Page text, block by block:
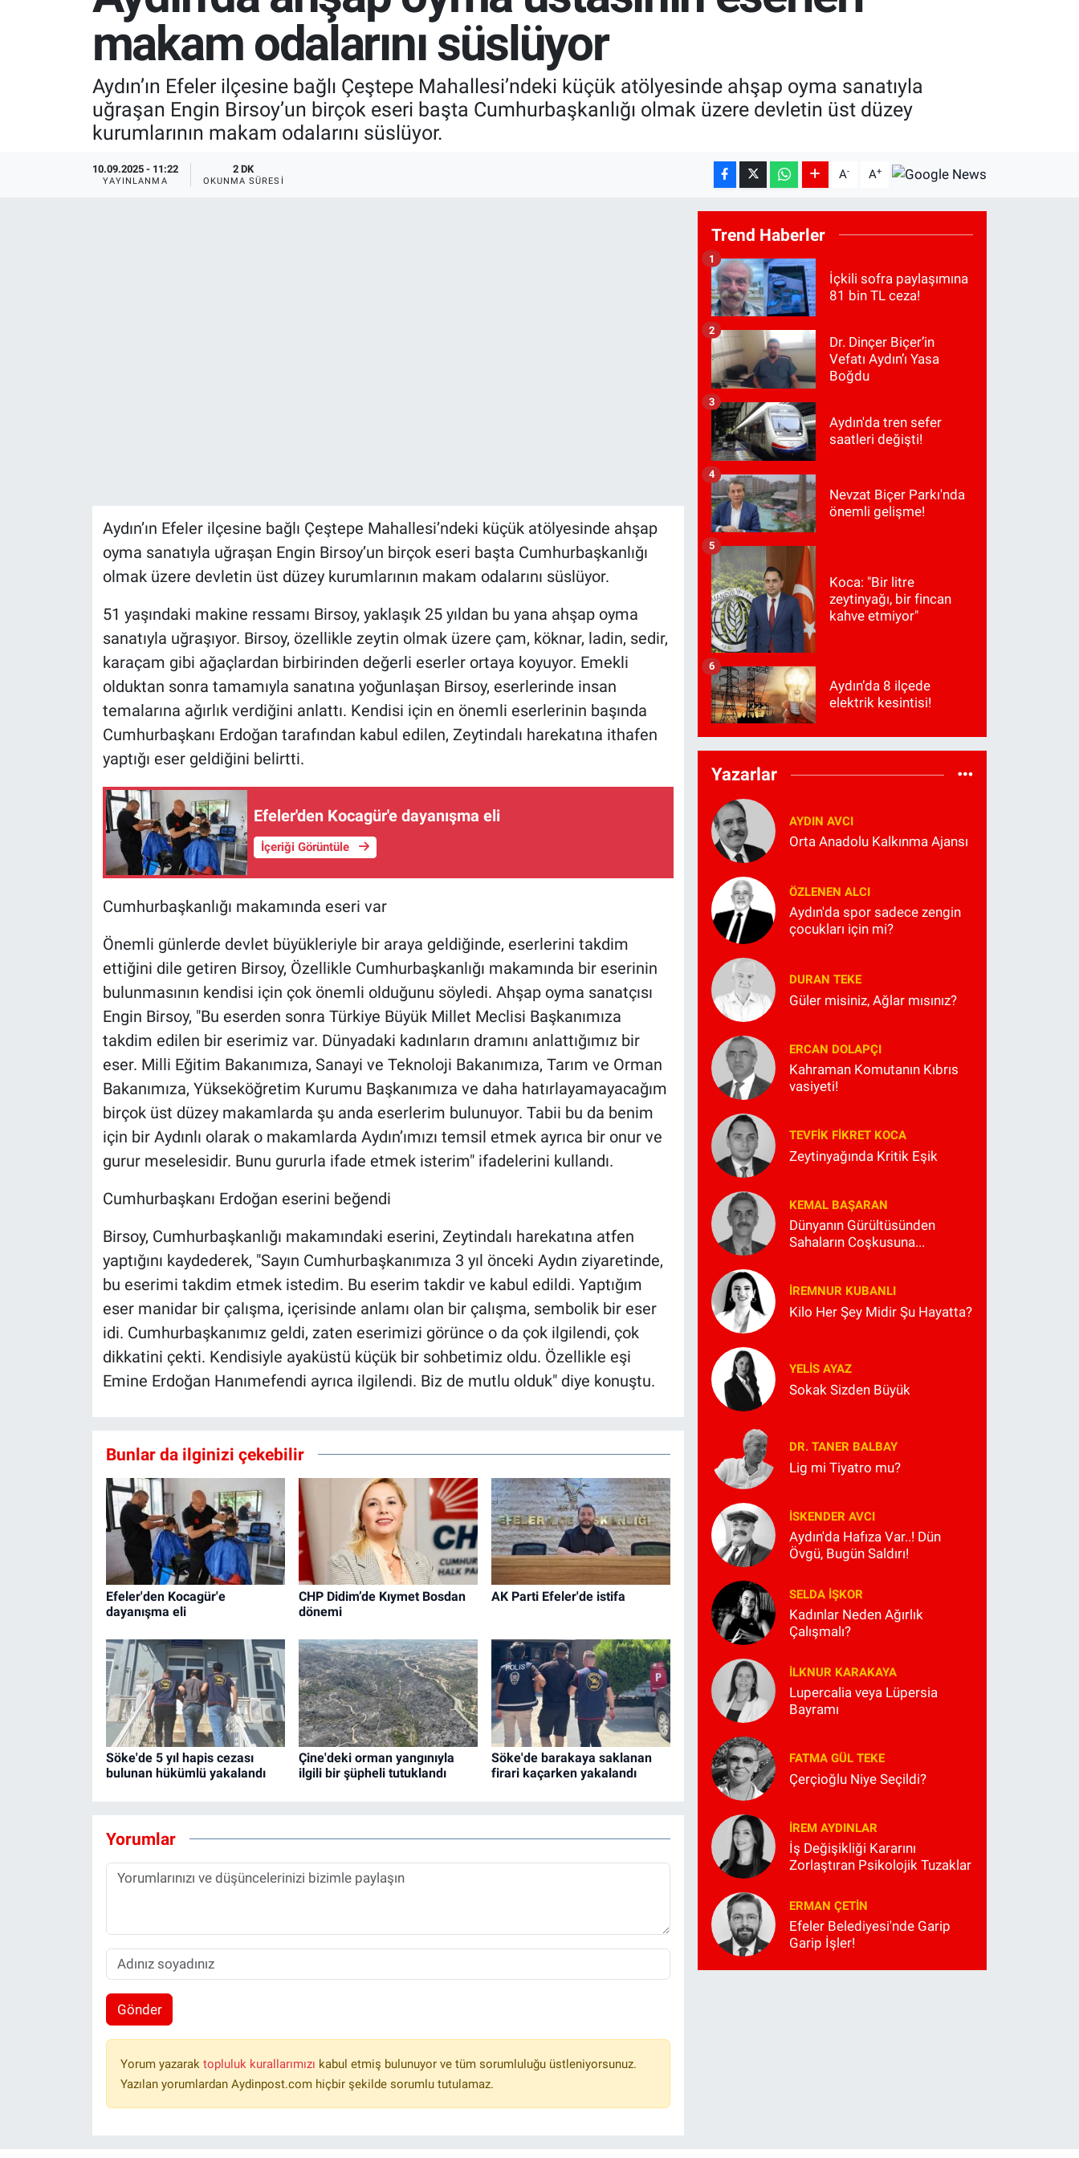
makam odalarını süslüyor
Aydın’ın Efeler ilçesine bağlı Çeştepe Mahallesi’ndeki küçük atölyesinde ahşap oyma sanatıyla
uğraşan Engin Birsoy’un birçok eseri başta Cumhurbaşkanlığı olmak üzere devletin üst düzey
kurumlarının makam odalarını süslüyor.
10.09.2025 - 11:22
YAYINLANMA
2 DK
OKUNMA SÜRESI A- A+
Aydın’ın Efeler ilçesine bağlı Çeştepe Mahallesi’ndeki küçük atölyesinde ahşap
oyma sanatıyla uğraşan Engin Birsoy’un birçok eseri başta Cumhurbaşkanlığı
olmak üzere devletin üst düzey kurumlarının makam odalarını süslüyor.
51 yaşındaki makine ressamı Birsoy, yaklaşık 25 yıldan bu yana ahşap oyma
sanatıyla uğraşıyor. Birsoy, özellikle zeytin olmak üzere çam, köknar, ladin, sedir,
karaçam gibi ağaçlardan birbirinden değerli eserler ortaya koyuyor. Emekli
olduktan sonra tamamıyla sanatına yoğunlaşan Birsoy, eserlerinde insan
temalarına ağırlık verdiğini anlattı. Kendisi için en önemli eserlerinin başında
Cumhurbaşkanı Erdoğan tarafından kabul edilen, Zeytindalı harekatına ithafen
yaptığı eser geldiğini belirtti.
Efeler'den Kocagür'e dayanışma eli
İçeriği Görüntüle
Cumhurbaşkanlığı makamında eseri var
Önemli günlerde devlet büyükleriyle bir araya geldiğinde, eserlerini takdim
ettiğini dile getiren Birsoy, Özellikle Cumhurbaşkanlığı makamında bir eserinin
bulunmasının kendisi için çok önemli olduğunu söyledi. Ahşap oyma sanatçısı
Engin Birsoy, "Bu eserden sonra Türkiye Büyük Millet Meclisi Başkanımıza
takdim edilen bir eserimiz var. Dünyadaki kadınların dramını anlattığımız bir
eser. Milli Eğitim Bakanımıza, Sanayi ve Teknoloji Bakanımıza, Tarım ve Orman
Bakanımıza, Yükseköğretim Kurumu Başkanımıza ve daha hatırlayamayacağım
birçok üst düzey makamlarda şu anda eserlerim bulunuyor. Tabii bu da benim
için bir Aydınlı olarak o makamlarda Aydın’ımızı temsil etmek ayrıca bir onur ve
gurur meselesidir. Bunu gururla ifade etmek isterim" ifadelerini kullandı.
Cumhurbaşkanı Erdoğan eserini beğendi
Birsoy, Cumhurbaşkanlığı makamındaki eserini, Zeytindalı harekatına atfen
yaptığını kaydederek, "Sayın Cumhurbaşkanımıza 3 yıl önceki Aydın ziyaretinde,
bu eserimi takdim etmek istedim. Bu eserim takdir ve kabul edildi. Yaptığım
eser manidar bir çalışma, içerisinde anlamı olan bir çalışma, sembolik bir eser
idi. Cumhurbaşkanımız geldi, zaten eserimizi görünce o da çok ilgilendi, çok
dikkatini çekti. Kendisiyle ayaküstü küçük bir sohbetimiz oldu. Özellikle eşi
Emine Erdoğan Hanımefendi ayrıca ilgilendi. Biz de mutlu olduk" diye konuştu.
Bunlar da ilginizi çekebilir
Efeler'den Kocagür'e
dayanışma eli
CHP Didim’de Kıymet Bosdan
dönemi
AK Parti Efeler'de istifa
Söke'de 5 yıl hapis cezası
bulunan hükümlü yakalandı
Çine'deki orman yangınıyla
ilgili bir şüpheli tutuklandı
Söke'de barakaya saklanan
firari kaçarken yakalandı
Yorumlar
Gönder
Yorum yazarak topluluk kurallarımızı kabul etmiş bulunuyor ve tüm sorumluluğu üstleniyorsunuz.
Yazılan yorumlardan Aydinpost.com hiçbir şekilde sorumlu tutulamaz.
Trend Haberler
İçkili sofra paylaşımına
81 bin TL ceza!
1
Dr. Dinçer Biçer’in
Vefatı Aydın’ı Yasa
Boğdu
2
Aydın'da tren sefer
saatleri değişti!
3
Nevzat Biçer Parkı'nda
önemli gelişme!
4
Koca: "Bir litre
zeytinyağı, bir fincan
kahve etmiyor"
5
Aydın’da 8 ilçede
elektrik kesintisi!
6
Yazarlar
AYDIN AVCI
Orta Anadolu Kalkınma Ajansı
ÖZLENEN ALCI
Aydın'da spor sadece zengin
çocukları için mi?
DURAN TEKE
Güler misiniz, Ağlar mısınız?
ERCAN DOLAPÇI
Kahraman Komutanın Kıbrıs
vasiyeti!
TEVFIK FIKRET KOCA
Zeytinyağında Kritik Eşik
KEMAL BAŞARAN
Dünyanın Gürültüsünden
Sahaların Coşkusuna...
İREMNUR KUBANLI
Kilo Her Şey Midir Şu Hayatta?
YELIS AYAZ
Sokak Sizden Büyük
DR. TANER BALBAY
Lig mi Tiyatro mu?
İSKENDER AVCI
Aydın'da Hafıza Var..! Dün
Övgü, Bugün Saldırı!
SELDA İŞKOR
Kadınlar Neden Ağırlık
Çalışmalı?
İLKNUR KARAKAYA
Lupercalia veya Lüpersia
Bayramı
FATMA GÜL TEKE
Çerçioğlu Niye Seçildi?
İREM AYDINLAR
İş Değişikliği Kararını
Zorlaştıran Psikolojik Tuzaklar
ERMAN ÇETIN
Efeler Belediyesi'nde Garip
Garip İşler!